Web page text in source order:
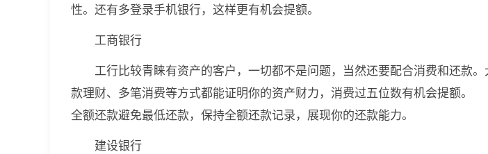
性。还有多登录手机银行，这样更有机会提额。
工商银行
工行比较青睐有资产的客户，一切都不是问题，当然还要配合消费和还款
款理财、多笔消费等方式都能证明你的资产财力，消费过五位数有机会提额。
全额还款避免最低还款，保持全额还款记录，展现你的还款能力。
建设银行